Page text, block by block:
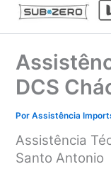
DCS
PorAssistência
Assistência
Santo Antonio